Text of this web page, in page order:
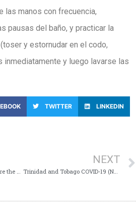
las manos con frecuencia,
pausas del baño, y practicar la
y estornudar en el codo,
inmediatamente y luego lavarse las
TWITTER LINKEDIN
NEXT
Trinidad and Tobago COVID-19 (Novel Coronavirus) Update # 386